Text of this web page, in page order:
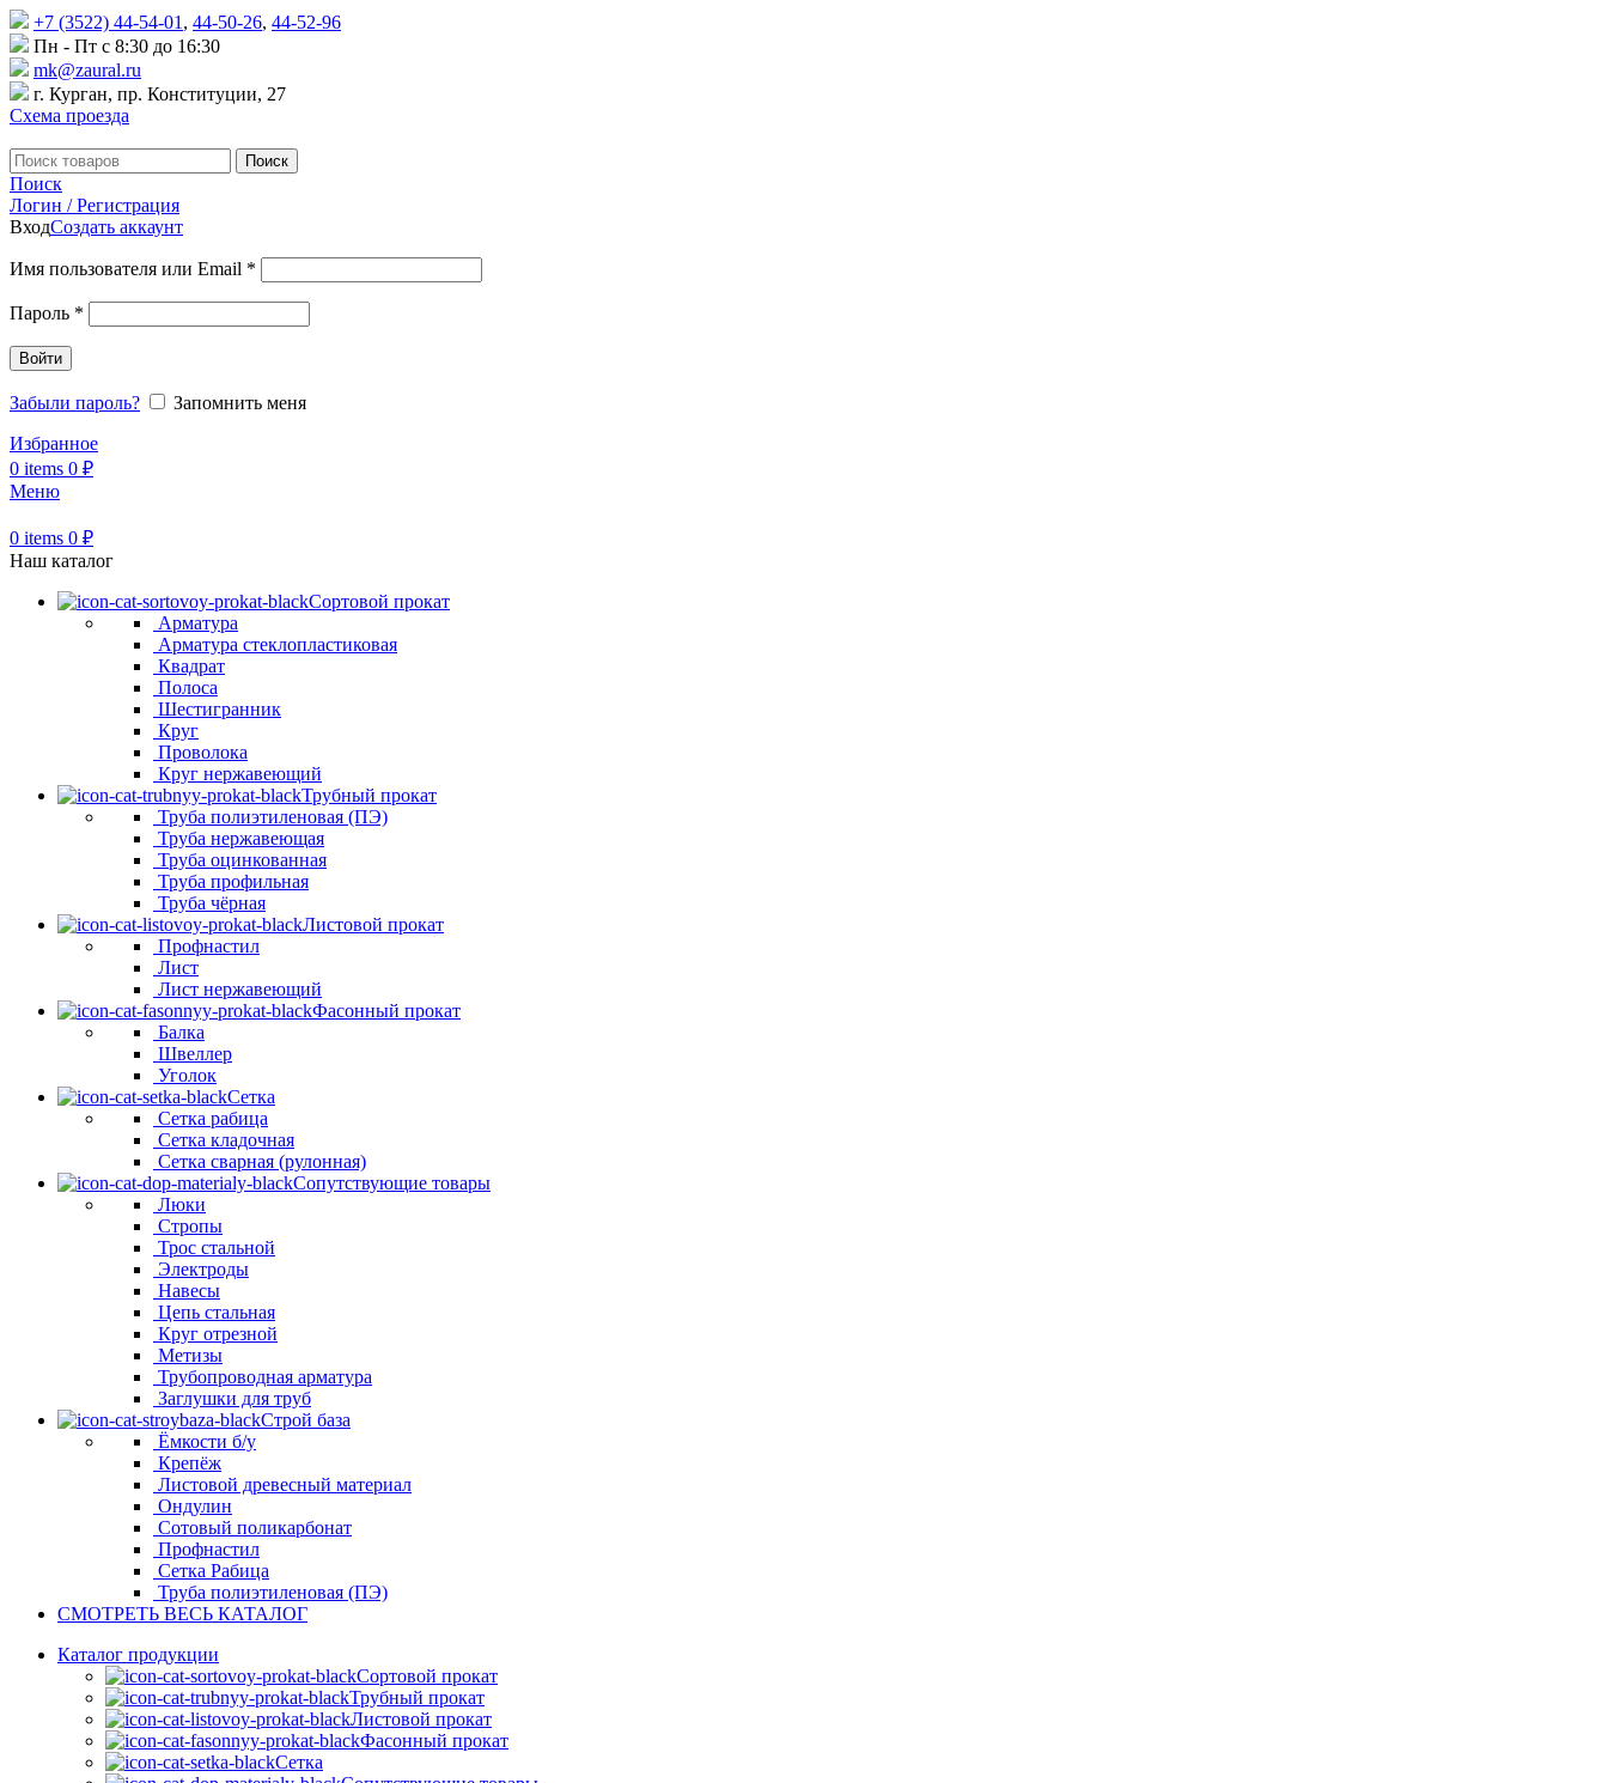
+7 (3522) 44-54-01 , 44-50-26, 44-52-96
Пн - Пт с 8:30 до 16:30
mk@zaural.ru
г. Курган, пр. Конституции, 27
Схема проезда
Поиск
Поиск
Логин / Регистрация
ВходСоздать аккаунт
Имя пользователя или Email *
Пароль *
Войти
Забыли пароль?
Запомнить меня
Избранное
0 items 0 ₽
Меню
0 items 0 ₽
Наш каталог
Сортовой прокат
Арматура
Арматура стеклопластиковая
Квадрат
Полоса
Шестигранник
Круг
Проволока
Круг нержавеющий
Трубный прокат
Труба полиэтиленовая (ПЭ)
Труба нержавеющая
Труба оцинкованная
Труба профильная
Труба чёрная
Листовой прокат
Профнастил
Лист
Лист нержавеющий
Фасонный прокат
Балка
Швеллер
Уголок
Сетка
Сетка рабица
Сетка кладочная
Сетка сварная (рулонная)
Сопутствующие товары
Люки
Стропы
Трос стальной
Электроды
Навесы
Цепь стальная
Круг отрезной
Метизы
Трубопроводная арматура
Заглушки для труб
Строй база
Ёмкости б/у
Крепёж
Листовой древесный материал
Ондулин
Сотовый поликарбонат
Профнастил
Сетка Рабица
Труба полиэтиленовая (ПЭ)
СМОТРЕТЬ ВЕСЬ КАТАЛОГ
Каталог продукции
Сортовой прокат
Трубный прокат
Листовой прокат
Фасонный прокат
Сетка